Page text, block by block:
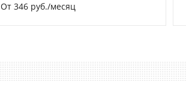
От 346 руб./месяц